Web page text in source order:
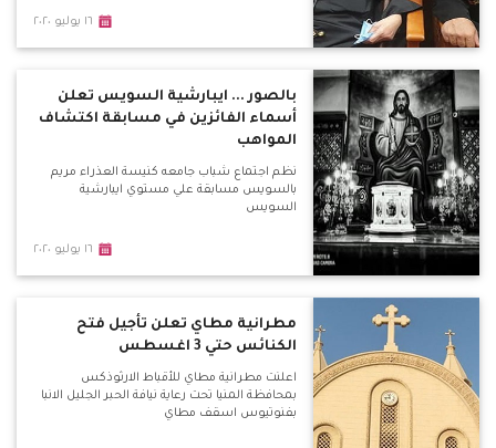
١٦ يوليو ٢٠٢٠
بالصور ... ايبارشية السويس تعلن
أسماء الفائزين في مسابقة اكتشاف
المواهب
نظم اجتماع شباب جامعه كنيسة العذراء مريم
بالسويس مسابقة علي مستوي ايبارشية
السويس
١٦ يوليو ٢٠٢٠
مطرانية مطاي تعلن تأجيل فتح
الكنائس حتي 3 اغسطس
اعلنت مطرانية مطاي للأقباط الارثوذكس
بمحافظة المنيا تحت رعاية نيافة الحبر الجليل الانبا
بفنوتيوس اسقف مطاي